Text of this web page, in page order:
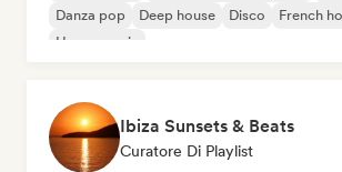
Danza pop
Deep house Disco
French
House music
Ibiza Sunsets & Beats
Curatore Di Playlist